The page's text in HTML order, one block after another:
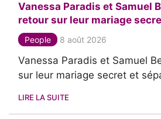
Vanessa Paradis et Samuel
retour sur leur mariage
People 8 août 2026
Vanessa Paradis et Samuel
sur leur mariage secret et
LIRE LA SUITE